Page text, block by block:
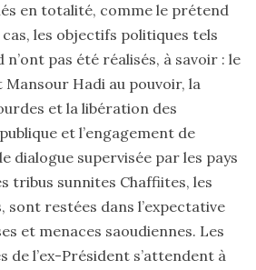
en totalité, comme le prétend
les objectifs politiques tels
n’ont pas été réalisés, à savoir : le
Hadi au pouvoir, la
et la libération des
et l’engagement de
dialogue supervisée par les pays
tribus sunnites Chaffiites, les
sont restées dans l’expectative
et menaces saoudiennes. Les
de l’ex-Président s’attendent à